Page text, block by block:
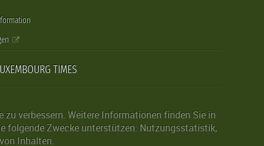
TIMES
verbessern. Weitere Informationen finden Sie in
folgende Zwecke unterstützen: Nutzungsstatistik,
Inhalten.